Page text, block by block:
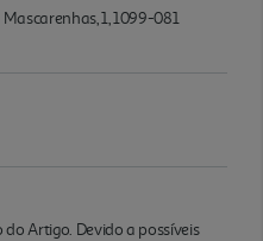
1, 1099-081
Artigo. Devido a possíveis